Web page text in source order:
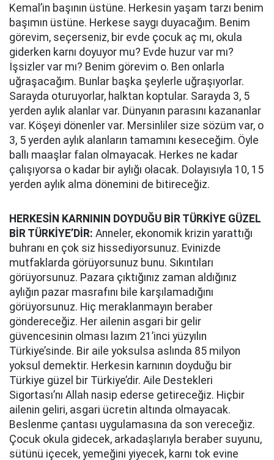
Kemal’in başının üstüne. Herkesin yaşam tarzı benim
başımın üstüne. Herkese saygı duyacağım. Benim
görevim, seçerseniz, bir evde çocuk aç mı, okula
giderken karnı doyuyor mu? Evde huzur var mı?
İşsizler var mı? Benim görevim o. Ben onlarla
uğraşacağım. Bunlar başka şeylerle uğraşıyorlar.
Sarayda oturuyorlar, halktan koptular. Sarayda 3, 5
yerden aylık alanlar var. Dünyanın parasını kazananlar
var. Köşeyi dönenler var. Mersinliler size sözüm var, o
3, 5 yerden aylık alanların tamamını keseceğim. Öyle
ballı maaşlar falan olmayacak. Herkes ne kadar
çalışıyorsa o kadar bir aylığı olacak. Dolayısıyla 10, 15
yerden aylık alma dönemini de bitireceğiz.
HERKESİN KARNININ DOYDUĞU BİR TÜRKİYE GÜZEL
BİR TÜRKİYE’DİR: Anneler, ekonomik krizin yarattığı
buhranı en çok siz hissediyorsunuz. Evinizde
mutfaklarda görüyorsunuz bunu. Sıkıntıları
görüyorsunuz. Pazara çıktığınız zaman aldığınız
aylığın pazar masrafını bile karşılamadığını
görüyorsunuz. Hiç meraklanmayın beraber
göndereceğiz. Her ailenin asgari bir gelir
güvencesinin olması lazım 21’inci yüzyılın
Türkiye’sinde. Bir aile yoksulsa aslında 85 milyon
yoksul demektir. Herkesin karnının doyduğu bir
Türkiye güzel bir Türkiye’dir. Aile Destekleri
Sigortası’nı Allah nasip ederse getireceğiz. Hiçbir
ailenin geliri, asgari ücretin altında olmayacak.
Beslenme çantası uygulamasına da son vereceğiz.
Çocuk okula gidecek, arkadaşlarıyla beraber suyunu,
sütünü içecek, yemeğini yiyecek, karnı tok evine